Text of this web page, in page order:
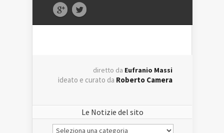
diretto da Eufranio Massi
ideato e curato da Roberto Camera
Le Notizie del sito
Le